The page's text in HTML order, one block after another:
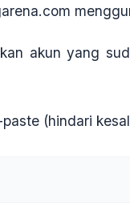
akun yang
(hindari